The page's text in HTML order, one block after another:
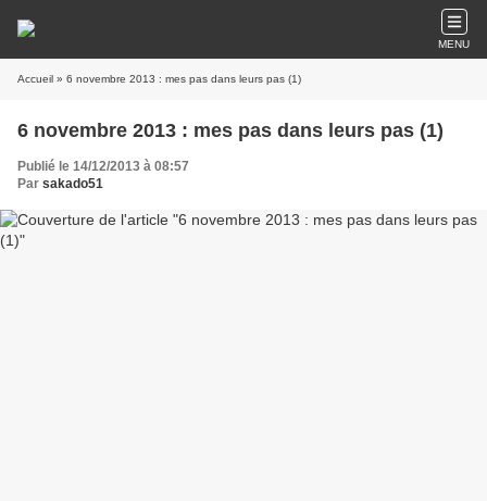
MENU
Accueil » 6 novembre 2013 : mes pas dans leurs pas (1)
6 novembre 2013 : mes pas dans leurs pas (1)
Publié le 14/12/2013 à 08:57
Par sakado51